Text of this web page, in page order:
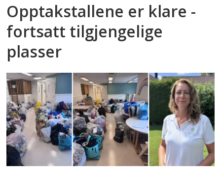
Opptakstallene er klare -
fortsatt tilgjengelige
plasser